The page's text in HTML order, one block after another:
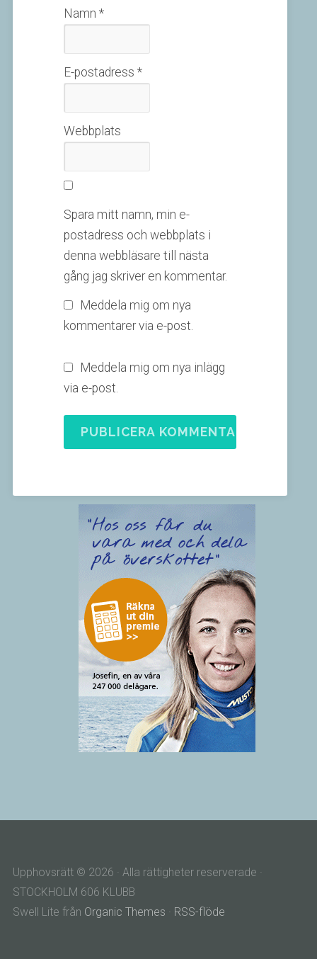
Namn *
E-postadress *
Webbplats
Spara mitt namn, min e-
postadress och webbplats i
denna webbläsare till nästa
gång jag skriver en kommentar.
Meddela mig om nya
kommentarer via e-post.
Meddela mig om nya inlägg
via e-post.
Upphovsrätt © 2026 · Alla rättigheter reserverade ·
STOCKHOLM 606 KLUBB
Swell Lite från Organic Themes · RSS-flöde